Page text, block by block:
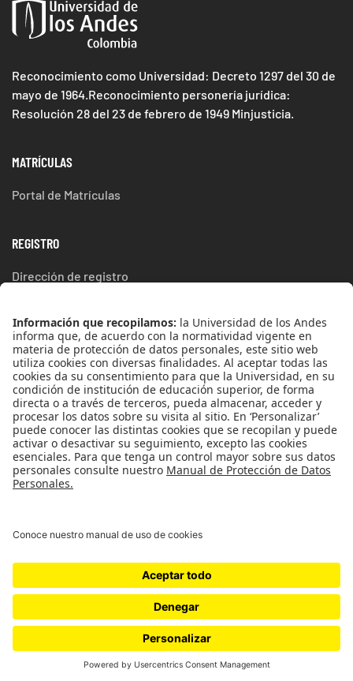
Reconocimiento como Universidad: Decreto 1297 del 30 de
mayo de 1964.Reconocimiento personería jurídica:
Resolución 28 del 23 de febrero de 1949 Minjusticia.
MATRÍCULAS
Portal de Matrículas
REGISTRO
Dirección de registro
ESTUDIA EN UNIANDES
Aspirantes Uniandes
DECANATURA
Decanatura de estudiantes
©DERECHOS RESERVADOS UNIVERSIDAD DE LOS ANDES